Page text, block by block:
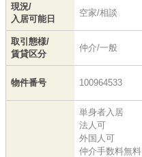
現況/
入居可能日
空家/相談
取引態様/
賃貸区分
仲介/一般
物件番号 100964533
単身者入居
法人可
外国人可
仲介手数料無料